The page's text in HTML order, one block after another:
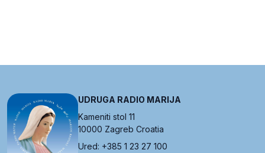
UDRUGA RADIO MARIJA
Kameniti stol 11
10000 Zagreb Croatia
Ured: +385 1 23 27 100